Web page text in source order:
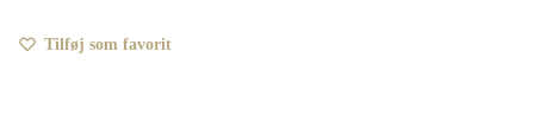
Tilføj som favorit